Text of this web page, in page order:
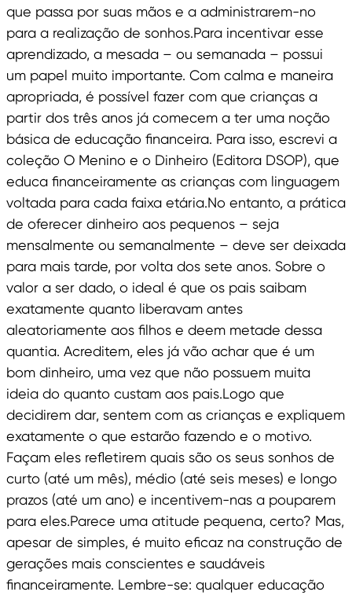
que passa por suas mãos e a administrarem-no
para a realização de sonhos.Para incentivar esse
aprendizado, a mesada – ou semanada – possui
um papel muito importante. Com calma e maneira
apropriada, é possível fazer com que crianças a
partir dos três anos já comecem a ter uma noção
básica de educação financeira. Para isso, escrevi a
coleção O Menino e o Dinheiro (Editora DSOP), que
educa financeiramente as crianças com linguagem
voltada para cada faixa etária.No entanto, a prática
de oferecer dinheiro aos pequenos – seja
mensalmente ou semanalmente – deve ser deixada
para mais tarde, por volta dos sete anos. Sobre o
valor a ser dado, o ideal é que os pais saibam
exatamente quanto liberavam antes
aleatoriamente aos filhos e deem metade dessa
quantia. Acreditem, eles já vão achar que é um
bom dinheiro, uma vez que não possuem muita
ideia do quanto custam aos pais.Logo que
decidirem dar, sentem com as crianças e expliquem
exatamente o que estarão fazendo e o motivo.
Façam eles refletirem quais são os seus sonhos de
curto (até um mês), médio (até seis meses) e longo
prazos (até um ano) e incentivem-nas a pouparem
para eles.Parece uma atitude pequena, certo? Mas,
apesar de simples, é muito eficaz na construção de
gerações mais conscientes e saudáveis
financeiramente. Lembre-se: qualquer educação